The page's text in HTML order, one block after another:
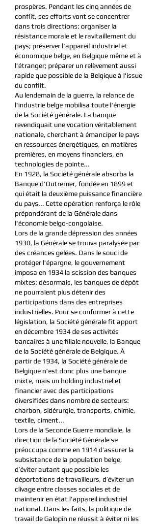
prospères. Pendant les cinq années de
conflit, ses efforts vont se concentrer
dans trois directions: organiser la
résistance morale et le ravitaillement du
pays; préserver l'appareil industriel et
économique belge, en Belgique même et à
l'étranger; préparer un relèvement aussi
rapide que possible de la Belgique à l'issue
du conflit.
Au lendemain de la guerre, la relance de
l'industrie belge mobilisa toute l'énergie
de la Société générale. La banque
revendiquait une vocation véritablement
nationale, cherchant à émanciper le pays
en ressources énergétiques, en matières
premières, en moyens financiers, en
technologies de pointe...
En 1928, la Société générale absorba la
Banque d'Outremer, fondée en 1899 et
qui était la deuxième puissance financière
du pays... Cette opération renforça le rôle
prépondérant de la Générale dans
l'économie belgo-congolaise.
Lors de la grande dépression des années
1930, la Générale se trouva paralysée par
des créances gelées. Dans le souci de
protéger l'épargne, le gouvernement
imposa en 1934 la scission des banques
mixtes: désormais, les banques de dépôt
ne pourraient plus détenir des
participations dans des entreprises
industrielles. Pour se conformer à cette
législation, la Société générale fit apport
en décembre 1934 de ses activités
bancaires à une filiale nouvelle, la Banque
de la Société générale de Belgique. À
partir de 1934, la Société générale de
Belgique n'est donc plus une banque
mixte, mais un holding industriel et
financier avec des participations
diversifiées dans nombre de secteurs:
charbon, sidérurgie, transports, chimie,
textile, ciment...
Lors de la Seconde Guerre mondiale, la
direction de la Société Générale se
préoccupa comme en 1914 d’assurer la
subsistance de la population belge,
d’éviter autant que possible les
déportations de travailleurs, d’éviter un
clivage entre classes sociales et de
maintenir en état l'appareil industriel
national. Dans les faits, la politique de
travail de Galopin ne réussit à éviter ni les